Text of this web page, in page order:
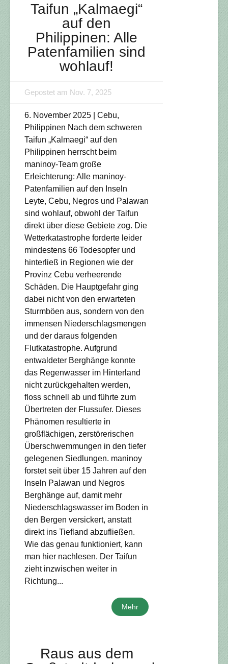
Taifun „Kalmaegi“
auf den
Philippinen: Alle
Patenfamilien sind
wohlauf!
Gepostet am Nov. 7, 2025
6. November 2025 | Cebu,
Philippinen Nach dem schweren
Taifun „Kalmaegi“ auf den
Philippinen herrscht beim
maninoy-Team große
Erleichterung: Alle maninoy-
Patenfamilien auf den Inseln
Leyte, Cebu, Negros und Palawan
sind wohlauf, obwohl der Taifun
direkt über diese Gebiete zog. Die
Wetterkatastrophe forderte leider
mindestens 66 Todesopfer und
hinterließ in Regionen wie der
Provinz Cebu verheerende
Schäden. Die Hauptgefahr ging
dabei nicht von den erwarteten
Sturmböen aus, sondern von den
immensen Niederschlagsmengen
und der daraus folgenden
Flutkatastrophe. Aufgrund
entwaldeter Berghänge konnte
das Regenwasser im Hinterland
nicht zurückgehalten werden,
floss schnell ab und führte zum
Übertreten der Flussufer. Dieses
Phänomen resultierte in
großflächigen, zerstörerischen
Überschwemmungen in den tiefer
gelegenen Siedlungen. maninoy
forstet seit über 15 Jahren auf den
Inseln Palawan und Negros
Berghänge auf, damit mehr
Niederschlagswasser im Boden in
den Bergen versickert, anstatt
direkt ins Tiefland abzufließen.
Wie das genau funktioniert, kann
man hier nachlesen. Der Taifun
zieht inzwischen weiter in
Richtung...
Mehr
Raus aus dem